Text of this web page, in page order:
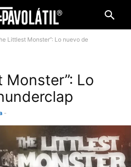
Littlest Monster”: Lo nuevo de
Monster”: Lo
-